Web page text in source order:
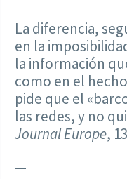
La diferencia,
en la
la información
como en el
pide que el
las redes, y no
Journal Europe,
—